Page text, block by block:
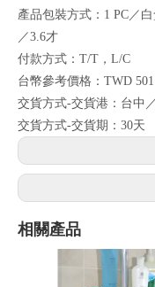
產品包裝方式：1 PC／
／3.6才
付款方式：T/T，L/C
台幣參考價格：TWD
交貨方式-交貨港：台中
交貨方式-交貨期：30天
相關產品